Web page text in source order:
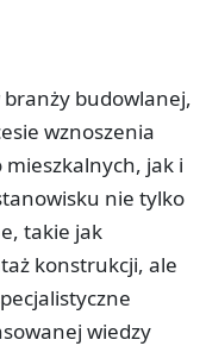
branży budowlanej,
wznoszenia
jak i
nie tylko
takie jak
konstrukcji, ale
wiedzy